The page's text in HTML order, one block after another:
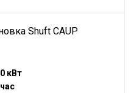
Shuft CAUP
кВт